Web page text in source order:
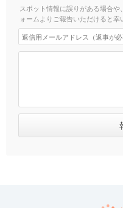
スポット情報に誤りがある場合
ォームよりご報告いただけると幸